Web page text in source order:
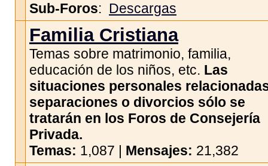
Sub-Foros: Descargas
Familia Cristiana
Temas sobre matrimonio, familia,
educación de los niños, etc. Las
situaciones personales
separaciones o divorcios sólo se
tratarán en los Foros de Consejería
Privada.
Temas: 1,087 | Mensajes: 21,382